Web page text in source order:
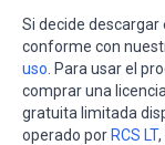
Si decide
conforme con
uso . Para usar el
comprar una
gratuita limitada
operado por RCS LT